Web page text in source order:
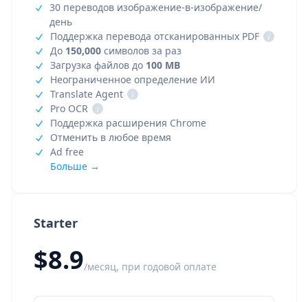
Starter
$8.9/месяц, при годовой оплате
30 переводов изображение-в-изображение/
день
Поддержка перевода отсканированных PDF
i
До 150,000 символов за раз
Загрузка файлов до 100 MB
Неограниченное определение ИИ
Translate Agent
i
Pro OCR
i
Поддержка расширения Chrome
Отменить в любое время
Ad free
Больше →